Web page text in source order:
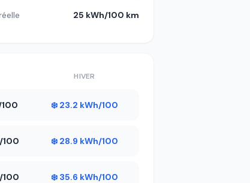
25 kWh/100 km
HIVER
100 ❄️ 23.2 kWh/100
100 ❄️ 28.9 kWh/100
100 ❄️ 35.6 kWh/100